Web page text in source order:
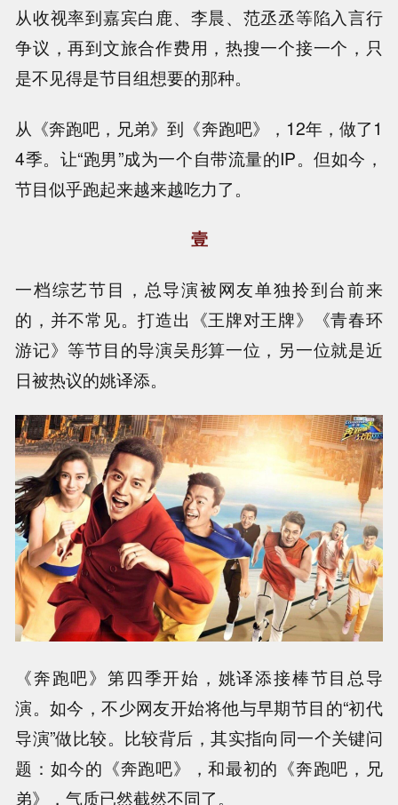
从收视率到嘉宾白鹿、李晨、范丞丞等陷入言行
争议，再到文旅合作费用，热搜一个接一个，只
是不见得是节目组想要的那种。
从《奔跑吧，兄弟》到《奔跑吧》，12年，做了1
4季。让“跑男”成为一个自带流量的IP。但如今，
节目似乎跑起来越来越吃力了。
壹
一档综艺节目，总导演被网友单独拎到台前来
的，并不常见。打造出《王牌对王牌》《青春环
游记》等节目的导演吴彤算一位，另一位就是近
日被热议的姚译添。
《奔跑吧》第四季开始，姚译添接棒节目总导
演。如今，不少网友开始将他与早期节目的“初代
导演”做比较。比较背后，其实指向同一个关键问
题：如今的《奔跑吧》，和最初的《奔跑吧，兄
弟》，气质已然截然不同了。